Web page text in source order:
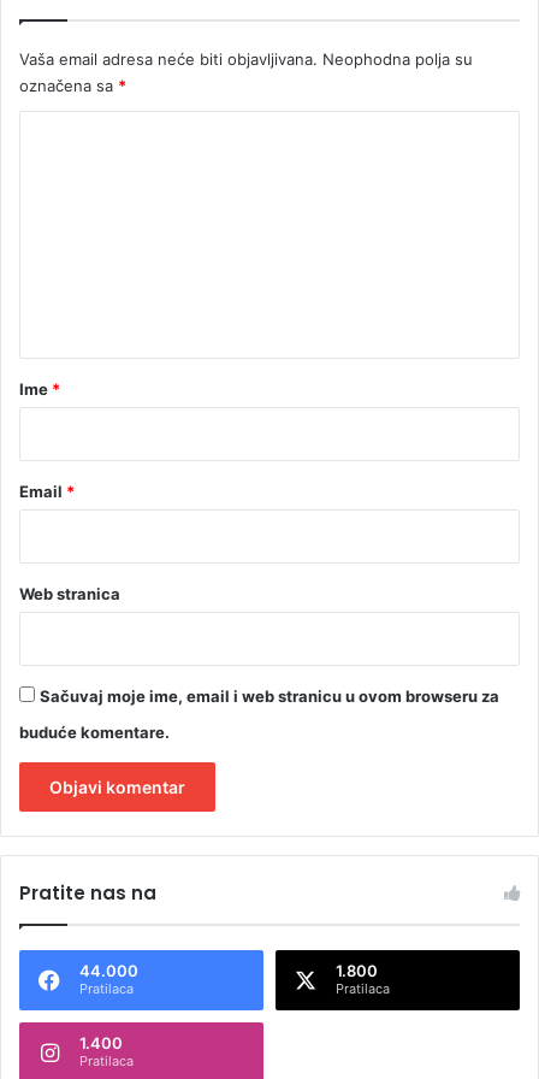
u
Š
a
Vaša email adresa neće biti objavljivana. Neophodna polja su
označena sa *
r
Ime *
Email *
Web stranica
Sačuvaj moje ime, email i web stranicu u ovom browseru za
buduće komentare.
t
n
Pratite nas na
44.000
Pratilaca
1.800
Pratilaca
1.400
Pratilaca